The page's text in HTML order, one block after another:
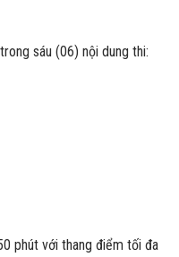
sáu (06) nội dung thi:
phút với thang điểm tối đa